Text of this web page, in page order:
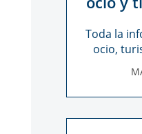
Toda la
ocio,